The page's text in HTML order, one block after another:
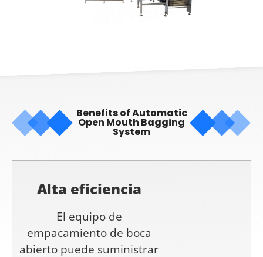
Benefits of Automatic
Open Mouth Bagging
System
Alta eficiencia
El equipo de
empacamiento de boca
abierto puede suministrar